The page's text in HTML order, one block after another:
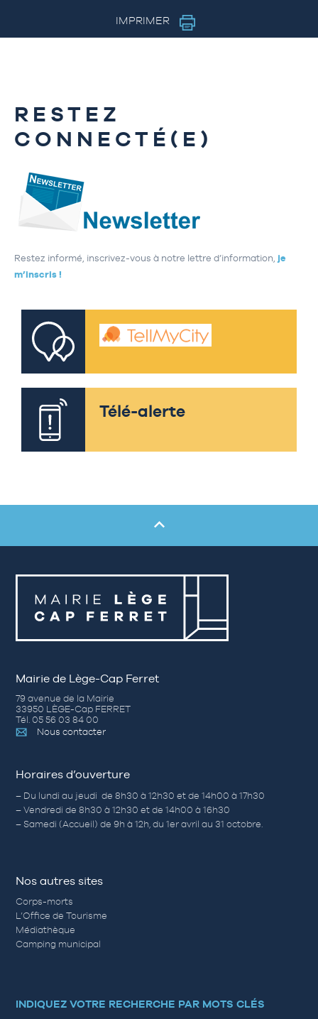
IMPRIMER
RESTEZ
CONNECTÉ(E)
Restez informé, inscrivez-vous à notre lettre d’information, je
m’inscris !
Télé-alerte
Mairie de Lège-Cap Ferret
79 avenue de la Mairie
33950 LÈGE-Cap FERRET
Tél. 05 56 03 84 00
Nous contacter
Horaires d’ouverture
– Du lundi au jeudi de 8h30 à 12h30 et de 14h00 à 17h30
– Vendredi de 8h30 à 12h30 et de 14h00 à 16h30
– Samedi (Accueil) de 9h à 12h, du 1er avril au 31 octobre.
Nos autres sites
Corps-morts
L’Office de Tourisme
Médiathèque
Camping municipal
INDIQUEZ VOTRE RECHERCHE PAR MOTS CLÉS